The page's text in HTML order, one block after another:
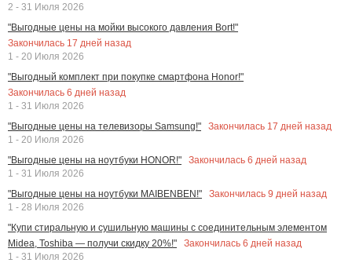
2 - 31 Июля 2026
"Выгодные цены на мойки высокого давления Bort!"
Закончилась 17 дней назад
1 - 20 Июля 2026
"Выгодный комплект при покупке смартфона Honor!"
Закончилась 6 дней назад
1 - 31 Июля 2026
"Выгодные цены на телевизоры Samsung!"
Закончилась 17 дней назад
1 - 20 Июля 2026
"Выгодные цены на ноутбуки HONOR!"
Закончилась 6 дней назад
1 - 31 Июля 2026
"Выгодные цены на ноутбуки MAIBENBEN!"
Закончилась 9 дней назад
1 - 28 Июля 2026
"Купи стиральную и сушильную машины с соединительным элементом
Midea, Toshiba — получи скидку 20%!"
Закончилась 6 дней назад
1 - 31 Июля 2026